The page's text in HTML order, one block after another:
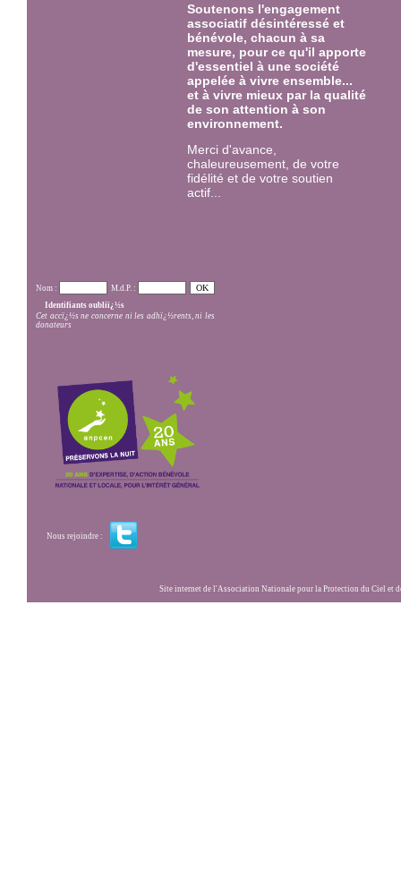
Soutenons l'engagement
associatif désintéressé et
bénévole, chacun à sa
mesure, pour ce qu'il apporte
d'essentiel à une société
appelée à vivre ensemble...
et à vivre mieux par la qualité
de son attention à son
environnement.
Merci d'avance,
chaleureusement, de votre
fidélité et de votre soutien
actif...
Nom :
M.d.P. :
Identifiants oubliï¿½s
Cet accï¿½s ne concerne ni les adhï¿½rents, ni les
donateurs
Nous rejoindre :
Site internet de l'Association Nationale pour la Protection du Ciel et de